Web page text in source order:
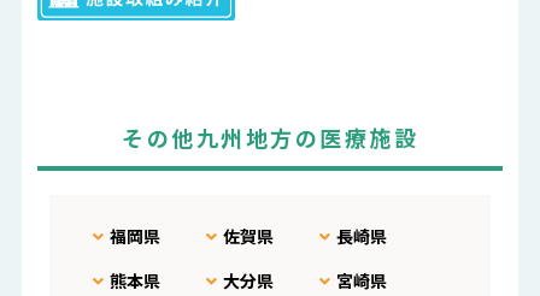
その他九州地方の医療施設
福岡県 佐賀県
長崎県
熊本県
大分県
宮崎県